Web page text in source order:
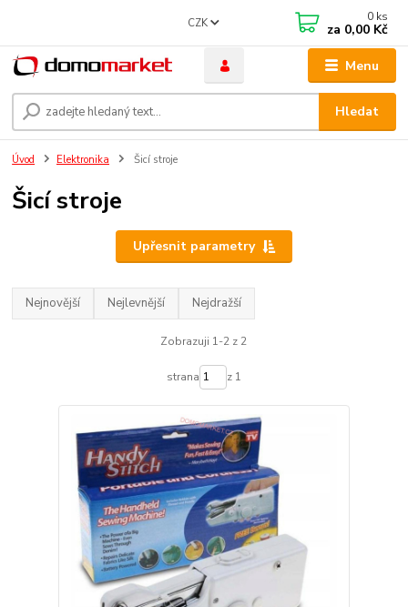
Menu
CZK
Hledat
0 ks
za 0,00 Kč
Úvod Elektronika Šicí stroje
Šicí stroje
Upřesnit parametry
Nejnovější Nejlevnější Nejdražší
Zobrazuji 1-2 z 2
strana z 1